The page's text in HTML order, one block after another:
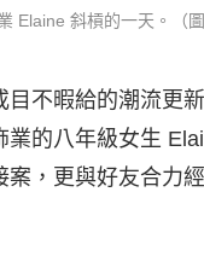
Elaine 斜槓的一天。（
不暇給的潮流更
的八年級女生
，更與好友合力